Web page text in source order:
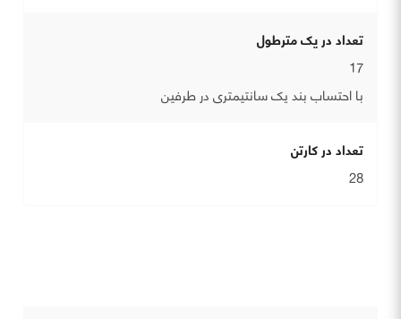
تعداد در یک مترطول
17
با احتساب بند یک سانتیمتری در طرفین
تعداد در کارتن
28